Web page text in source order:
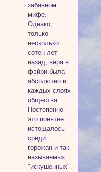
забавном
мифе.
Однако,
только
несколько
сотен лет
назад, вера в
фэйри была
абсолютно в
каждых слоях
общества.
Постепенно
это понятие
истощалось
среди
горожан и так
называемых
"искушенных"